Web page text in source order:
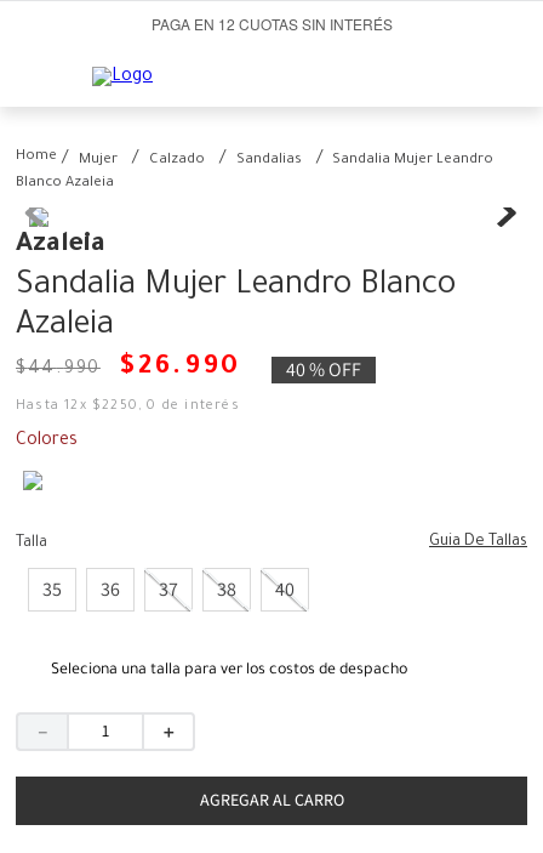
PAGA EN 12 CUOTAS SIN INTERÉS
Mujer Calzado Sandalias
Sandalia Mujer Leandro
Blanco Azaleia
Azaleia
Sandalia Mujer Leandro Blanco
Azaleia
$44.990 $ 26 . 990 40 %OFF
Hasta12 x $2250 ,0 de interés
Colores
Talla Guia De Tallas
35 36 37 38 40
Seleciona una talla para ver los costos de despacho
＋
－
AGREGAR AL CARRO